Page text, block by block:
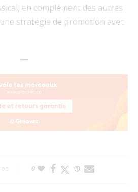
en complément des autres
stratégie de promotion avec
—
0